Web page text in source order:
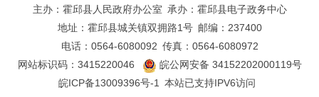
主办：霍邱县人民政府办公室 承办：霍邱县电子政务中心
地址：霍邱县城关镇双拥路1号 邮编：237400
电话：0564-6080092 传真：0564-6080972
网站标识码：3415220046
皖公网安备 34152202000119号
皖ICP备13009396号-1 本站已支持IPV6访问